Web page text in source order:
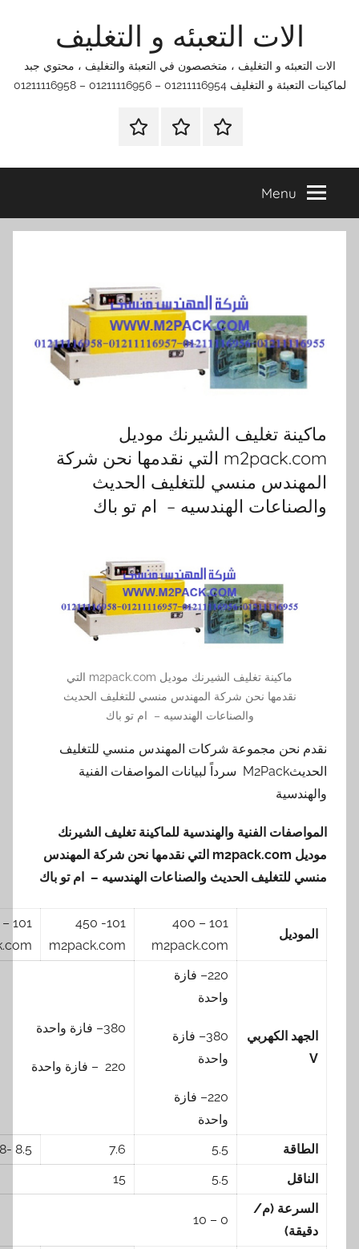
التعبئه و التغليف
و التغليف ، متخصصون في التعبئة والتغليف ، محتوي جبد
– 01211116956 – 01211116958
اتصل
اتـصـل
في
التي
Menu
تغليف الشيرنك موديل
m2pack.com التي نقدمها نحن شركة
منسي للتغليف الحديث
الهندسيه – ام تو باك
ماكينة تغليف الشيرنك موديل m2pack.com التي
نقدمها نحن شركة المهندس منسي للتغليف الحديث
والصناعات الهندسيه – ام تو باك
مجموعة شركات المهندس منسي للتغليف
الحديثM2Pack سرداً لبيانات المواصفات الفنية
الفنية والهندسية للماكينة تغليف الشيرنك
m2pack.com التي نقدمها نحن شركة المهندس
الحديث والصناعات الهندسيه – ام تو باك
m2pack.com
m2pack.com
m2pack.com
الكهربي
380– فازة
380– فازة واحدة
5.5
5.5
(م/